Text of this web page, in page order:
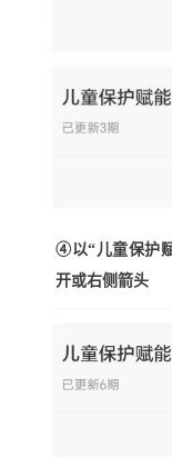
④以“儿童保护
开或右侧箭头